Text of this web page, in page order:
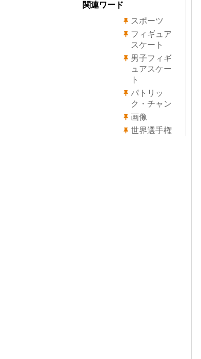
関連ワード
スポーツ
フィギュア
スケート
男子フィギ
ュアスケー
ト
パトリッ
ク・チャン
画像
世界選手権